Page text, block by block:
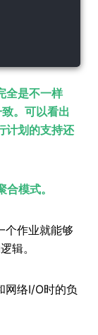
全是不一样
。可以看出
计划的支持还
模式。
个作业就能够
辑。
网络I/O时的负